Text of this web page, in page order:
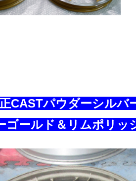
CASTパウダーシル
ゴールド＆リムポリッ